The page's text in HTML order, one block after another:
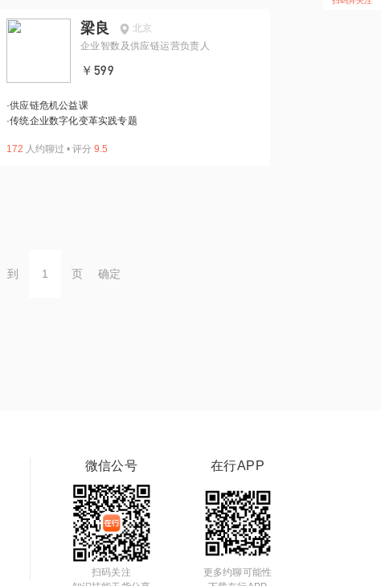
梁良
北京
企业智数及供应链运营负责人
￥599
·供应链危机公益课
·传统企业数字化变革实践专题
172 人约聊过 • 评分 9.5
到 页 确定
微信公号
扫码关注
在行APP
更多约聊可能性